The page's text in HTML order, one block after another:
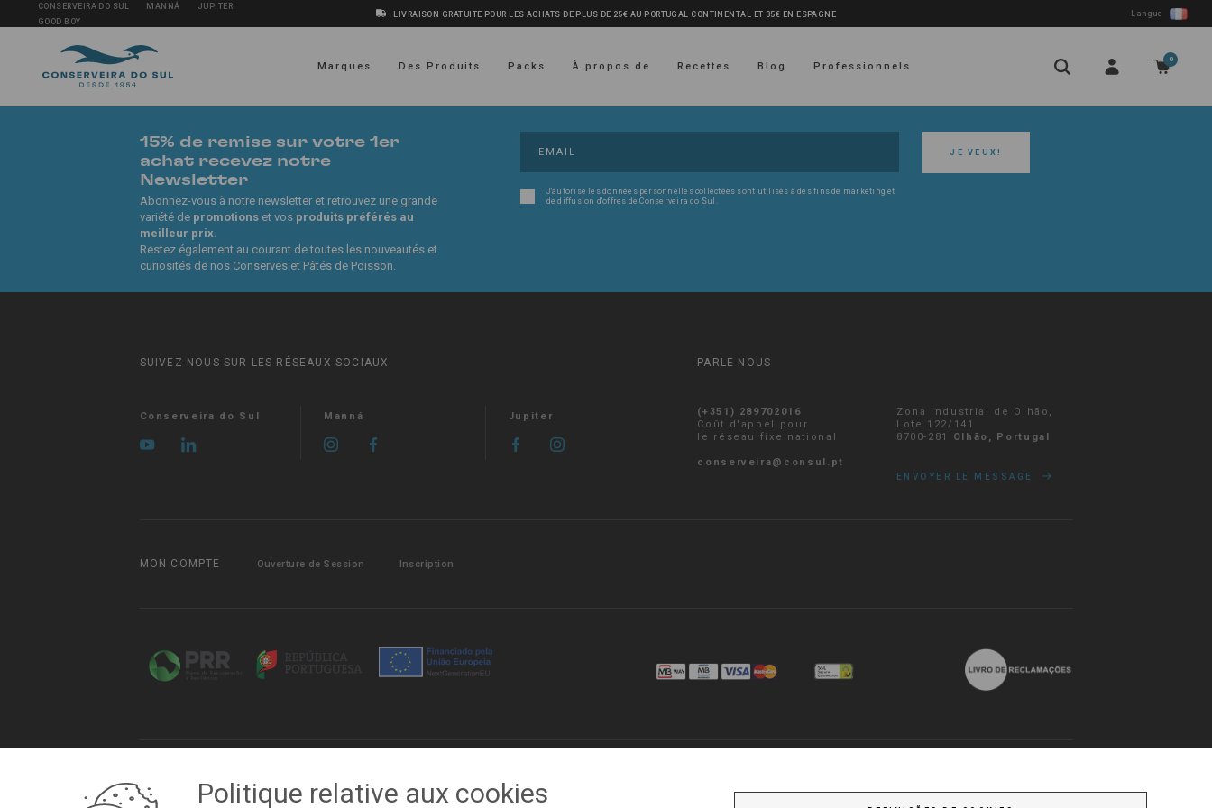
CONSERVEIRA DO SUL MANNÁ
JUPITER
GOOD BOY
LIVRAISON GRATUITE POUR LES ACHATS DE PLUS DE 25€ AU PORTUGAL CONTINENTAL ET 35€ EN ESPAGNE Langue
Marques Des Produits Packs À propos de Recettes Blog Professionnels
0
15% de remise sur votre 1er
achat recevez notre
Newsletter
Abonnez-vous à notre newsletter et retrouvez une grande
variété de promotionset vos produits préférés au
meilleur prix.
Restez également au courant de toutes les nouveautés et
curiosités de nos Conserves et Pâtés de Poisson.
JE VEUX!
J'autorise les données personnelles collectées sont utilisés à des fins de marketing et
de diffusion d'offres de Conserveira do Sul.
SUIVEZ-NOUS SUR LES RÉSEAUX SOCIAUX
Conserveira do Sul Manná Jupiter
PARLE-NOUS
(+351) 289702016
Coût d'appel pour
le réseau fixe national
conserveira@consul.pt
Zona Industrial de Olhão,
Lote 122/141
8700-281 Olhão, Portugal
ENVOYER LE MESSAGE
MON COMPTE Ouverture de Session Inscription
Politique relative aux cookies